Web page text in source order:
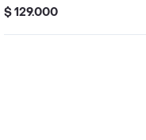
favoritas.
$ 129.000